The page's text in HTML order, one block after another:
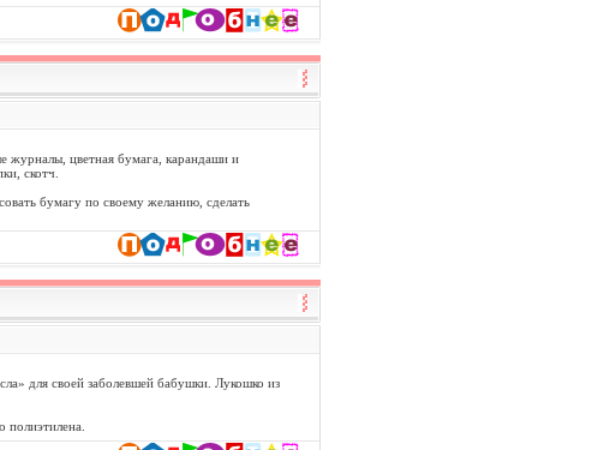
журналы, цветная бумага, карандаши и
скотч.
бумагу по своему желанию, сделать
для своей заболевшей бабушки. Лукошко из